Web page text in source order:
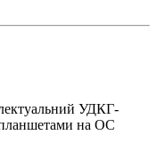
УДКГ-
на ОС